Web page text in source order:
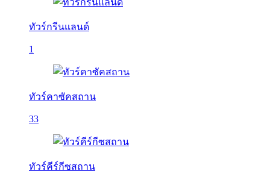
ทัวร์กรีนแลนด์
1
ทัวร์คาซัคสถาน
33
ทัวร์คีร์กีซสถาน